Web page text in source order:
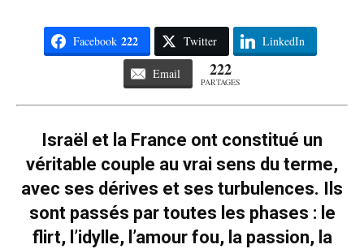
Facebook 222 Twitter LinkedIn
Email 222
PARTAGES
Israël et la France ont constitué un
véritable couple au vrai sens du terme,
avec ses dérives et ses turbulences. Ils
sont passés par toutes les phases : le
flirt, l’idylle, l’amour fou, la passion, la